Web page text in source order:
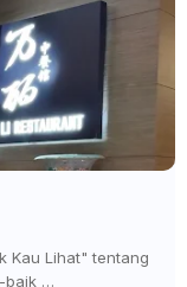
Kau Lihat" tentang
baik …